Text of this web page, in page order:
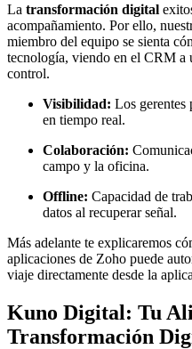
La transformación digital
acompañamiento. Por ello,
miembro del equipo se sienta
tecnología, viendo en el CRM a
control.
Visibilidad: Los gerentes
en tiempo real.
Colaboración:
campo y la oficina.
Offline: Capacidad de
datos al recuperar señal.
Más adelante te explicaremos
aplicaciones de Zoho puede
viaje directamente desde la
Kuno Digital: Tu
Transformación